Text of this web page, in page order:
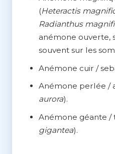
(Heteractis
Radianthus
anémone ouverte,
souvent sur les
Anémone cuir /
Anémone perlée /
aurora).
Anémone géante /
gigantea).